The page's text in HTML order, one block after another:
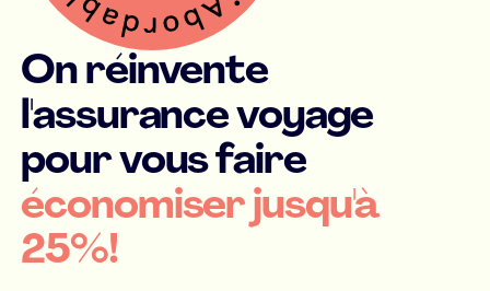
On réinvente
l'assurance voyage
pour vous faire
économiser jusqu'à
25%!